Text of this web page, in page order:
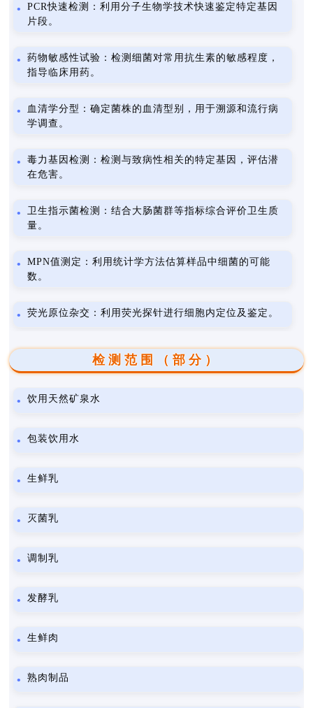
PCR快速检测：利用分子生物学技术快速鉴定特定基因
片段。
药物敏感性试验：检测细菌对常用抗生素的敏感程度，
指导临床用药。
血清学分型：确定菌株的血清型别，用于溯源和流行病
学调查。
毒力基因检测：检测与致病性相关的特定基因，评估潜
在危害。
卫生指示菌检测：结合大肠菌群等指标综合评价卫生质
量。
MPN值测定：利用统计学方法估算样品中细菌的可能
数。
荧光原位杂交：利用荧光探针进行细胞内定位及鉴定。
检测范围（部分）
饮用天然矿泉水
包装饮用水
生鲜乳
灭菌乳
调制乳
发酵乳
生鲜肉
熟肉制品